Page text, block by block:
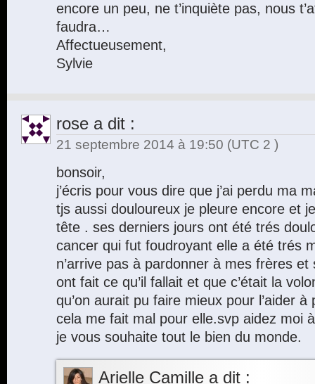
encore un peu, ne t’inquiète pas, nous
faudra…
Affectueusement,
Sylvie
rose a dit :
21 septembre 2014 à 19:50 (UTC 2 )
bonsoir,
j’écris pour vous dire que j’ai perdu ma
tjs aussi douloureux je pleure encore et
tête . ses derniers jours ont été trés
cancer qui fut foudroyant elle a été trés
n’arrive pas à pardonner à mes frères et
ont fait ce qu’il fallait et que c’était la
qu’on aurait pu faire mieux pour l’aider
cela me fait mal pour elle.svp aidez moi
je vous souhaite tout le bien du monde.
Arielle Camille a dit :